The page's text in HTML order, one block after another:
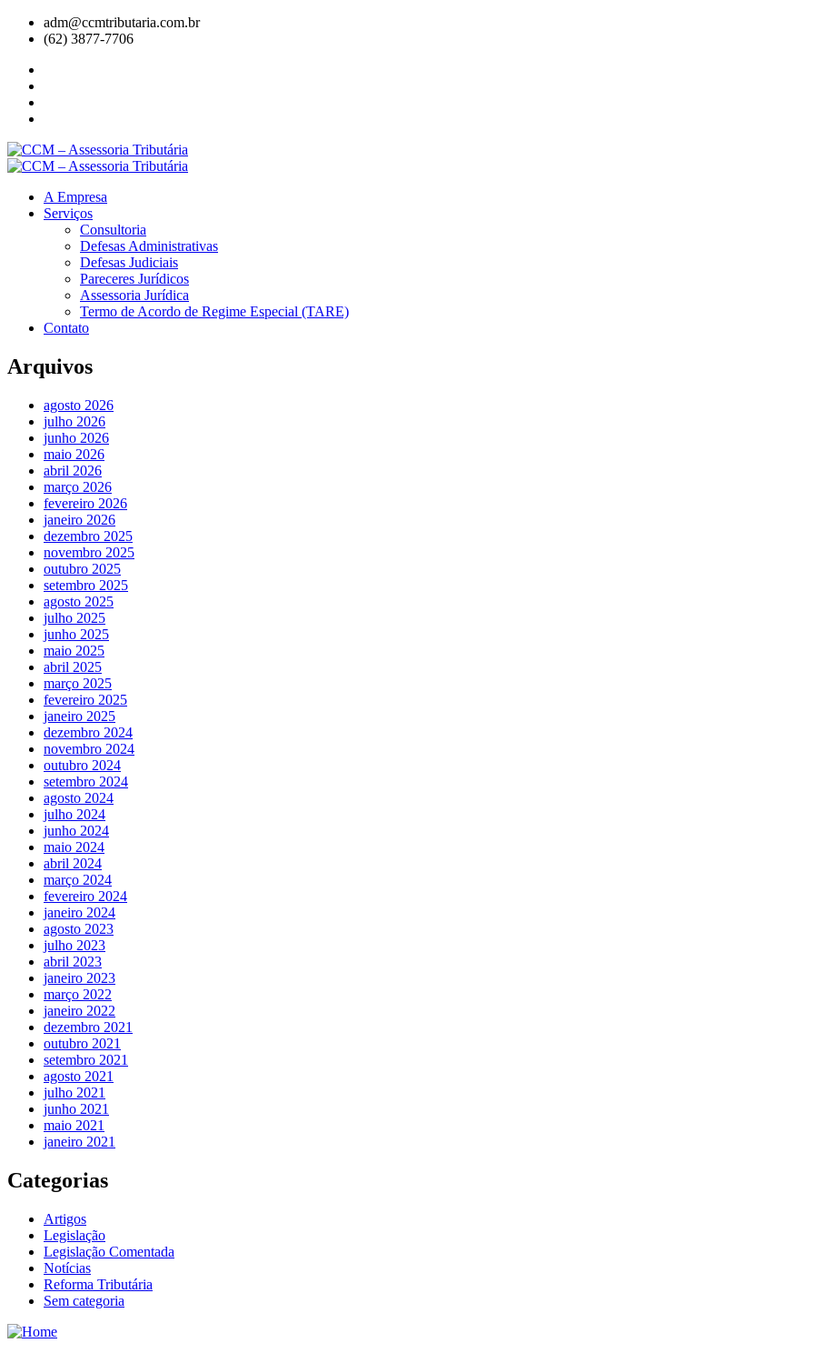
adm@ccmtributaria.com.br
(62) 3877-7706
A Empresa
Serviços
Consultoria
Defesas Administrativas
Defesas Judiciais
Pareceres Jurídicos
Assessoria Jurídica
Termo de Acordo de Regime Especial (TARE)
Contato
Arquivos
agosto 2026
julho 2026
junho 2026
maio 2026
abril 2026
março 2026
fevereiro 2026
janeiro 2026
dezembro 2025
novembro 2025
outubro 2025
setembro 2025
agosto 2025
julho 2025
junho 2025
maio 2025
abril 2025
março 2025
fevereiro 2025
janeiro 2025
dezembro 2024
novembro 2024
outubro 2024
setembro 2024
agosto 2024
julho 2024
junho 2024
maio 2024
abril 2024
março 2024
fevereiro 2024
janeiro 2024
agosto 2023
julho 2023
abril 2023
janeiro 2023
março 2022
janeiro 2022
dezembro 2021
outubro 2021
setembro 2021
agosto 2021
julho 2021
junho 2021
maio 2021
janeiro 2021
Categorias
Artigos
Legislação
Legislação Comentada
Notícias
Reforma Tributária
Sem categoria